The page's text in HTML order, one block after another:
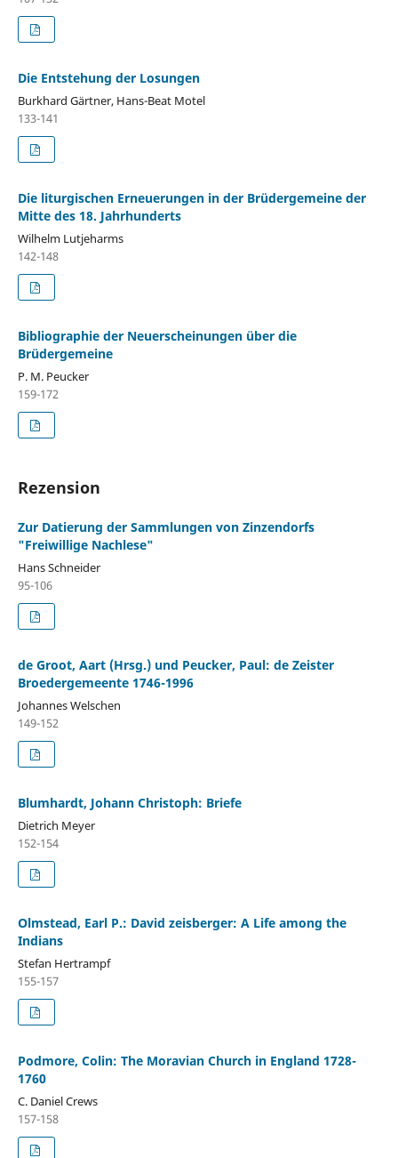
Die Entstehung der Losungen
Burkhard Gärtner, Hans-Beat Motel
133-141
Die liturgischen Erneuerungen in der Brüdergemeine der
Mitte des 18. Jahrhunderts
Wilhelm Lutjeharms
142-148
Bibliographie der Neuerscheinungen über die
Brüdergemeine
P. M. Peucker
159-172
Rezension
Zur Datierung der Sammlungen von Zinzendorfs
"Freiwillige Nachlese"
Hans Schneider
95-106
de Groot, Aart (Hrsg.) und Peucker, Paul: de Zeister
Broedergemeente 1746-1996
Johannes Welschen
149-152
Blumhardt, Johann Christoph: Briefe
Dietrich Meyer
152-154
Olmstead, Earl P.: David zeisberger: A Life among the
Indians
Stefan Hertrampf
155-157
Podmore, Colin: The Moravian Church in England 1728-
1760
C. Daniel Crews
157-158